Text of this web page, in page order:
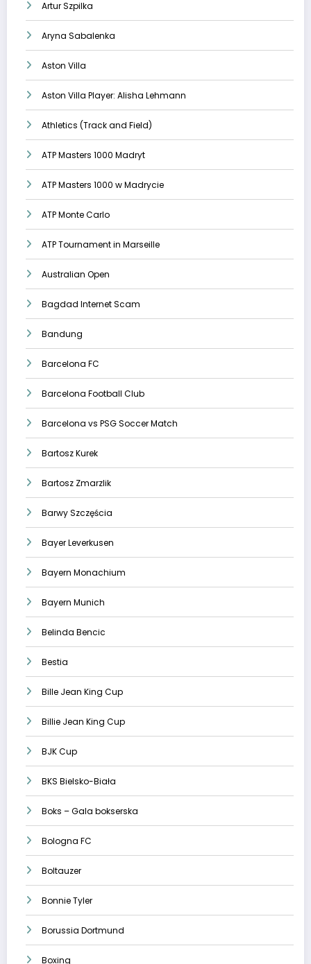
Artur Szpilka
Aryna Sabalenka
Aston Villa
Aston Villa Player: Alisha Lehmann
Athletics (Track and Field)
ATP Masters 1000 Madryt
ATP Masters 1000 w Madrycie
ATP Monte Carlo
ATP Tournament in Marseille
Australian Open
Bagdad Internet Scam
Bandung
Barcelona FC
Barcelona Football Club
Barcelona vs PSG Soccer Match
Bartosz Kurek
Bartosz Zmarzlik
Barwy Szczęścia
Bayer Leverkusen
Bayern Monachium
Bayern Munich
Belinda Bencic
Bestia
Bille Jean King Cup
Billie Jean King Cup
BJK Cup
BKS Bielsko-Biała
Boks – Gala bokserska
Bologna FC
Boltauzer
Bonnie Tyler
Borussia Dortmund
Boxing